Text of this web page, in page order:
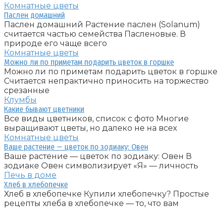
Комнатные цветы
Паслен домашний
Паслен домашний Растение паслен (Solanum)
считается частью семейства Пасленовые. В
природе его чаще всего
Комнатные цветы
Можно ли по приметам подарить цветок в горшке
Можно ли по приметам подарить цветок в горшке
Считается непрактично приносить на торжество
срезанные
Клумбы
Какие бывают цветники
Все виды цветников, список с фото Многие
выращивают цветы, но далеко не на всех
Комнатные цветы
Ваше растение — цветок по зодиаку: Овен
Ваше растение — цветок по зодиаку: Овен В
зодиаке Овен символизирует «Я» — личность
Печь в доме
Хлеб в хлебопечке
Хлеб в хлебопечке Купили хлебопечку? Простые
рецепты хлеба в хлебопечке — то, что вам